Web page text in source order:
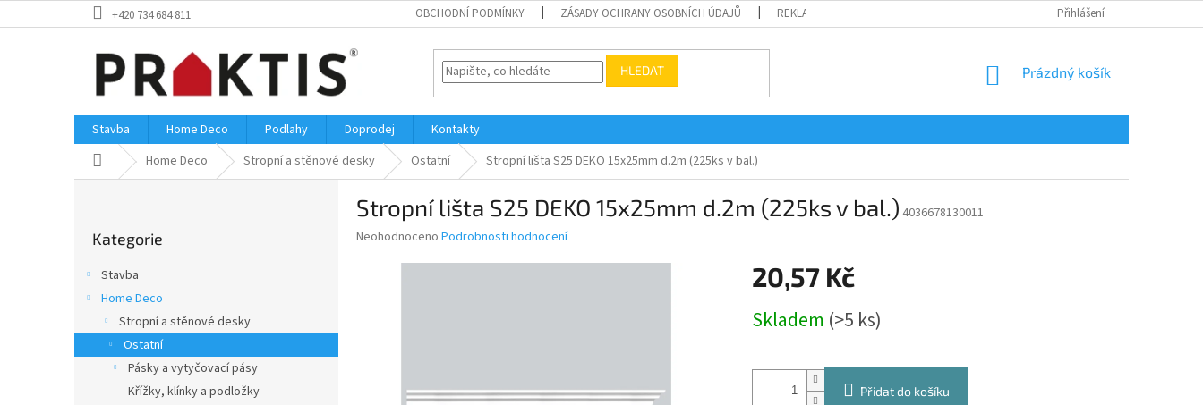
na
+420 734 684 811 OBCHODNÍ PODMÍNKY ZÁSADY OCHRANY OSOBNÍCH ÚDAJŮ REKLAMAČNÍ FORMULÁŘ Přihlášení
HLEDAT
NÁKUPNÍ
Prázdný košík
Stavba Home Deco Podlahy Doprodej
Kontakty
Domů Home Deco Stropní a stěnové desky Ostatní Stropní lišta S25 DEKO 15x25mm d.2m (225ks v bal.)
kategorie
Kategorie
Stavba
Home Deco
Stropní a stěnové desky
Ostatní
Pásky a vytyčovací pásy
Křížky, klínky a podložky
Stropní lišta S25 DEKO 15x25mm d.2m (225ks v bal.) 4036678130011
Průměrné
Neohodnoceno Podrobnosti hodnocení
20,57 Kč
cena:
Skladem (>5 ks)
Přidat do košíku